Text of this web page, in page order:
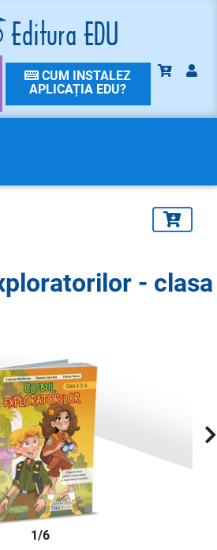
CUM INSTALEZ
APLICAȚIA EDU?
- clasa
1/6